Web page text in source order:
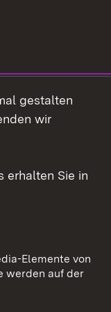
gestalten
wir
erhalten Sie in
Elemente von
werden auf der